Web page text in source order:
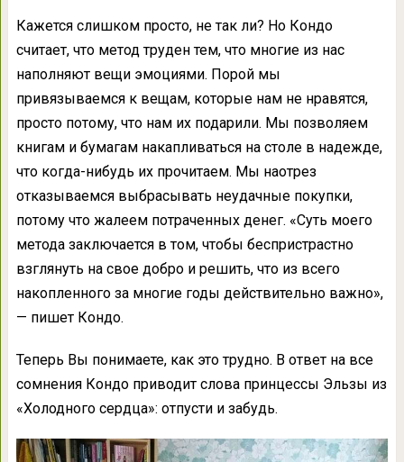
Кажется слишком просто, не так ли? Но Кондо
считает, что метод труден тем, что многие из нас
наполняют вещи эмоциями. Порой мы
привязываемся к вещам, которые нам не нравятся,
просто потому, что нам их подарили. Мы позволяем
книгам и бумагам накапливаться на столе в надежде,
что когда-нибудь их прочитаем. Мы наотрез
отказываемся выбрасывать неудачные покупки,
потому что жалеем потраченных денег. «Суть моего
метода заключается в том, чтобы беспристрастно
взглянуть на свое добро и решить, что из всего
накопленного за многие годы действительно важно»,
— пишет Кондо.
Теперь Вы понимаете, как это трудно. В ответ на все
сомнения Кондо приводит слова принцессы Эльзы из
«Холодного сердца»: отпусти и забудь.